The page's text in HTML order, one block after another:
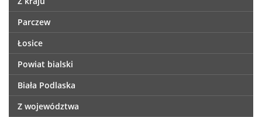
Parczew
Łosice
Powiat bialski
Biała Podlaska
Z województwa